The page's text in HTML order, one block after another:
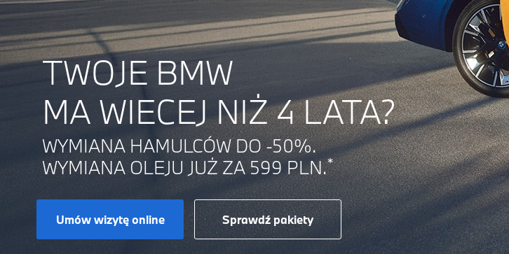
TWOJE BMW
MA WIECEJ NIŻ 4 LATA?
WYMIANA HAMULCÓW DO -50%.
WYMIANA OLEJU JUŻ ZA 599 PLN.*
Umów wizytę online Sprawdź pakiety